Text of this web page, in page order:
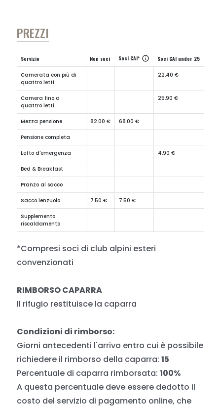
PREZZI
Servizio Non soci Soci CAI* info Soci CAI under 25
Camerata con più di
quattro letti
22.40 €
Camera fino a
quattro letti
25.90 €
Mezza pensione 82.00 € 68.00 €
Pensione completa
Letto d'emergenza 4.90 €
Bed & Breakfast
Pranzo al sacco
Sacco lenzuolo 7.50 € 7.50 €
Supplemento
riscaldamento
*Compresi soci di club alpini esteri
convenzionati
RIMBORSO CAPARRA
Il rifugio restituisce la caparra
Condizioni di rimborso:
Giorni antecedenti l'arrivo entro cui è possibile
richiedere il rimborso della caparra:15
Percentuale di caparra rimborsata:100%
A questa percentuale deve essere dedotto il
costo del servizio di pagamento online, che